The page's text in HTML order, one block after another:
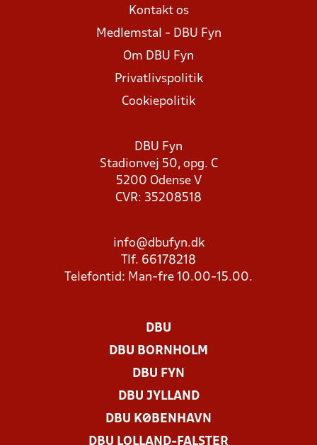
Kontakt os
Medlemstal - DBU Fyn
Om DBU Fyn
Privatlivspolitik
Cookiepolitik
DBU Fyn
Stadionvej 50, opg. C
5200 Odense V
CVR: 35208518
info@dbufyn.dk
Tlf. 66178218
Telefontid: Man-fre 10.00-15.00.
DBU
DBU BORNHOLM
DBU FYN
DBU JYLLAND
DBU KØBENHAVN
DBU LOLLAND-FALSTER